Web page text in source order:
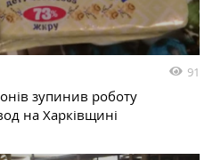
91
зупинив роботу
на Харківщині